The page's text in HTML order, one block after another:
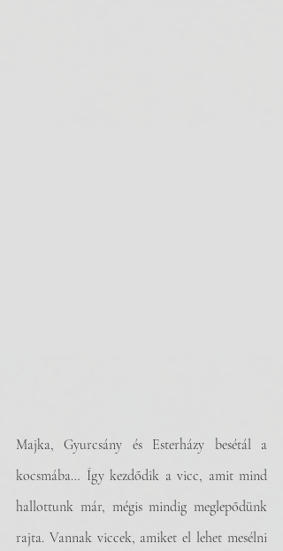
Majka, Gyurcsány és Esterházy besétál a
kocsmába… Így kezdődik a vicc, amit mind
hallottunk már, mégis mindig meglepődünk
rajta. Vannak viccek, amiket el lehet mesélni